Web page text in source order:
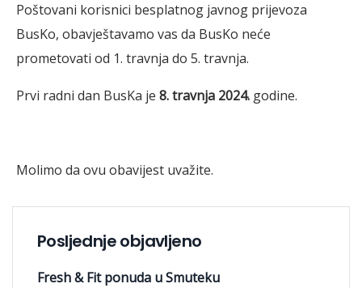
Poštovani korisnici besplatnog javnog prijevoza
BusKo, obavještavamo vas da BusKo neće
prometovati od 1. travnja do 5. travnja.
Prvi radni dan BusKa je 8. travnja 2024. godine.
Molimo da ovu obavijest uvažite.
Posljednje objavljeno
Fresh & Fit ponuda u Smuteku